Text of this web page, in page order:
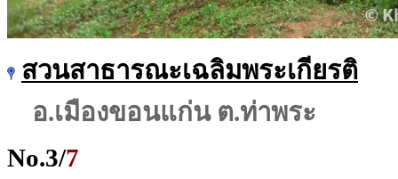
สวนสาธารณะเฉลิมพระเกียรติ
อ.เมืองขอนแก่น ต.ท่าพระ
No.3/7